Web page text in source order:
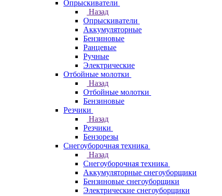
Опрыскиватели
Назад
Опрыскиватели
Аккумуляторные
Бензиновые
Ранцевые
Ручные
Электрические
Отбойные молотки
Назад
Отбойные молотки
Бензиновые
Резчики
Назад
Резчики
Бензорезы
Снегоуборочная техника
Назад
Снегоуборочная техника
Аккумуляторные снегоуборщики
Бензиновые снегоуборщики
Электрические снегоуборщики